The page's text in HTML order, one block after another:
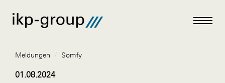
Meldungen / Somfy
01.08.2024